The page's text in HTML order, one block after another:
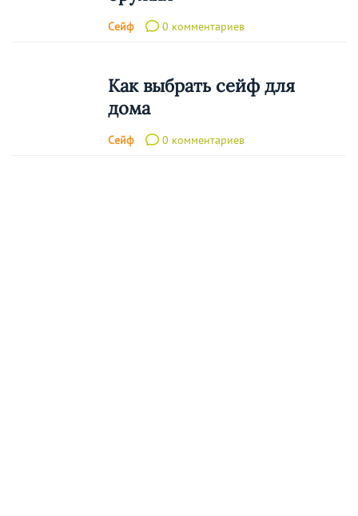
Сейф 0 комментариев
Как выбрать сейф для
дома
Сейф 0 комментариев